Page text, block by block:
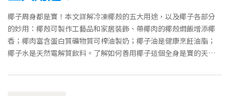
椰子周身都是寶！本文詳解冷凍椰殼的五大用途，以及椰子各部分
的妙用：椰殼可製作工藝品和家居裝飾、帶椰肉的椰殼燜飯增添椰
香；椰肉富含蛋白質礦物質可榨油製奶；椰子油是健康烹飪油脂；
椰子水是天然電解質飲料。了解如何善用椰子這個全身是寶的天然